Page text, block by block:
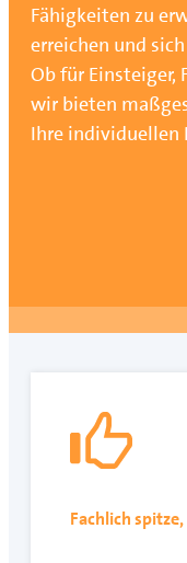
Fähigkeiten zu
erreichen und
Ob für Einsteiger,
wir bieten
Ihre individuellen
Fachlich